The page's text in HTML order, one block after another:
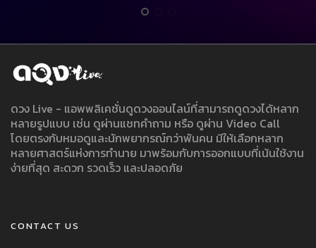
ดวง Live - แอพพลิเคชั่นดูดวงออนไลน์ที่สามารถดูดวงได้หลาก
หลายรูปแบบ เช่น ดูผ่านแชทคำถาม หรือ ดูผ่าน Video Call
โดยตรงกับหมอดูและนักพยากรณ์กว่าพันคน มีให้เลือกหลาก
หลายศาสตร์แห่งการทำนาย มาพร้อมกับการออกแบบที่เน้นใช้งาน
ง่ายที่สุด สะดวก รวดเร็ว และปลอดภัย
CONTACT US